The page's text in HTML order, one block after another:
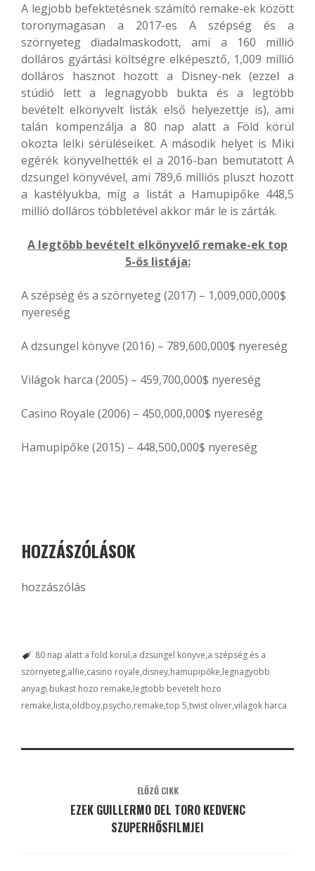
A legjobb befektetésnek számító remake-ek között
toronymagasan a 2017-es A szépség és a
szörnyeteg diadalmaskodott, ami a 160 millió
dolláros gyártási költségre elképesztő, 1,009 millió
dolláros hasznot hozott a Disney-nek (ezzel a
stúdió lett a legnagyobb bukta és a legtöbb
bevételt elkönyvelt listák első helyezettje is), ami
talán kompenzálja a 80 nap alatt a Föld körül
okozta lelki sérüléseiket. A második helyet is Miki
egérék könyvelhették el a 2016-ban bemutatott A
dzsungel könyvével, ami 789,6 milliós pluszt hozott
a kastélyukba, míg a listát a Hamupipőke 448,5
millió dolláros többletével akkor már le is zárták.
A legtöbb bevételt elkönyvelő remake-ek top
5-ös listája:
A szépség és a szörnyeteg (2017) – 1,009,000,000$
nyereség
A dzsungel könyve (2016) – 789,600,000$ nyereség
Világok harca (2005) – 459,700,000$ nyereség
Casino Royale (2006) – 450,000,000$ nyereség
Hamupipőke (2015) – 448,500,000$ nyereség
HOZZÁSZÓLÁSOK
hozzászólás
80 nap alatt a fold korul a dzsungel könyve a szépség és a
szörnyeteg alfie casino royale disney hamupipőke legnagyobb
anyagi bukast hozo remake legtobb bevetelt hozo
remake lista oldboy psycho remake top 5 twist olivervilagok harca
ELŐZŐ CIKK
EZEK GUILLERMO DEL TORO KEDVENC
SZUPERHŐSFILMJEI